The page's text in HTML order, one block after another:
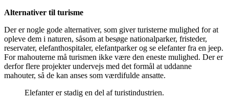
Alternativer til turisme
Der er nogle gode alternativer, som giver turisterne mulighed for at
opleve dem i naturen, såsom at besøge nationalparker, fristeder,
reservater, elefanthospitaler, elefantparker og se elefanter fra en jeep.
For mahouterne må turismen ikke være den eneste mulighed. Der er
derfor flere projekter undervejs med det formål at uddanne
mahouter, så de kan anses som værdifulde ansatte.
Elefanter er stadig en del af turistindustrien.